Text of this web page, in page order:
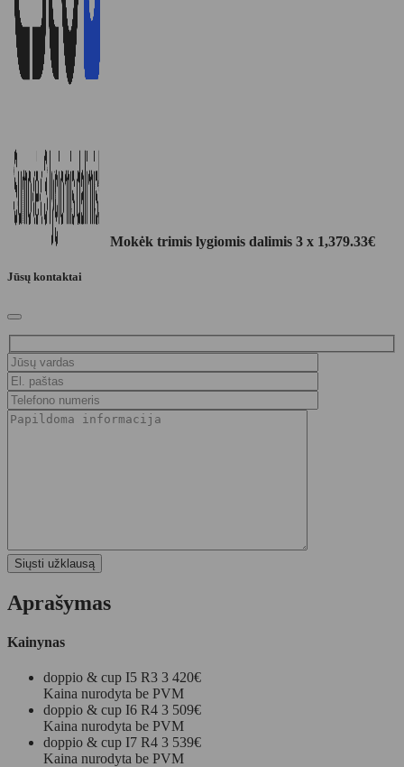
Mokėk trimis lygiomis dalimis 3 x 1,379.33€
Jūsų kontaktai
Aprašymas
Kainynas
doppio & cup I5 R3 3 420€
Kaina nurodyta be PVM
doppio & cup I6 R4 3 509€
Kaina nurodyta be PVM
doppio & cup I7 R4 3 539€
Kaina nurodyta be PVM